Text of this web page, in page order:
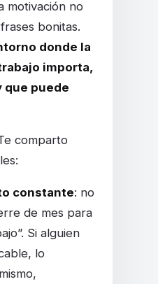
motivación no
bonitas.
donde la
importa,
que puede
comparto
constante: no
de mes para
Si alguien
lo